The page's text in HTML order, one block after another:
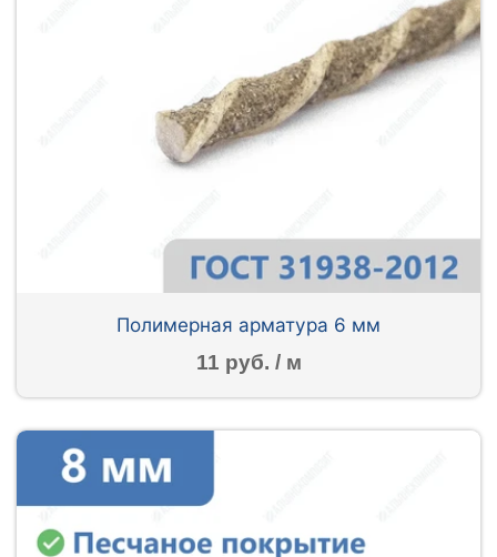
Полимерная арматура 6 мм
11 руб. / м